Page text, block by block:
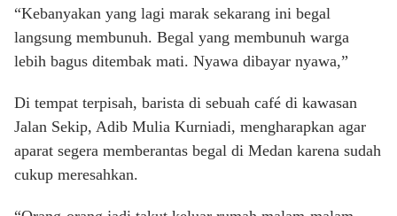
“Kebanyakan yang lagi marak sekarang ini begal
langsung membunuh. Begal yang membunuh warga
lebih bagus ditembak mati. Nyawa dibayar nyawa,”
Di tempat terpisah, barista di sebuah café di kawasan
Jalan Sekip, Adib Mulia Kurniadi, mengharapkan agar
aparat segera memberantas begal di Medan karena sudah
cukup meresahkan.